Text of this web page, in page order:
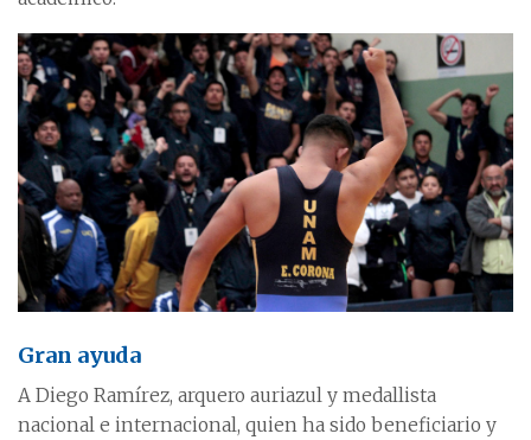
Gran ayuda
A Diego Ramírez, arquero auriazul y medallista
nacional e internacional, quien ha sido beneficiario y